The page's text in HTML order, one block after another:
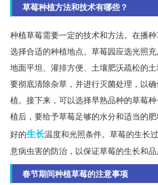
草莓种植方法和技术有哪些？
种植草莓需要一定的技术和方法。在播
选择合适的种植地点。草莓园应选光照充
地面平坦、灌排方便、土壤肥沃疏松的
要彻底清除杂草，并进行灭菌处理，以
植。接下来，可以选择早熟品种的草莓
植后，要给予草莓足够的水分和适当的
好的生长温度和光照条件。草莓的生长
意病虫害的防治，以保证草莓的生长和品
春节期间种植草莓的注意事项